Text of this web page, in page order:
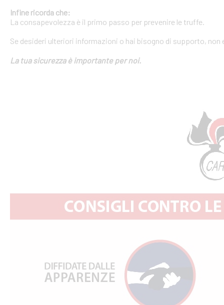
Infine ricorda che:
La consapevolezza è il primo passo per prevenire le truffe.
Se desideri ulteriori informazioni o hai bisogno di supporto,
La tua sicurezza è importante per noi.